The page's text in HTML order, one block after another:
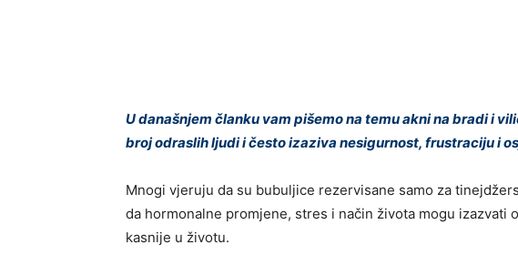
U današnjem članku vam pišemo na temu akni na bradi i
broj odraslih ljudi i često izaziva nesigurnost, frustraciju i
Mnogi vjeruju da su bubuljice rezervisane samo za
da hormonalne promjene, stres i način života mogu izazvati
kasnije u životu.